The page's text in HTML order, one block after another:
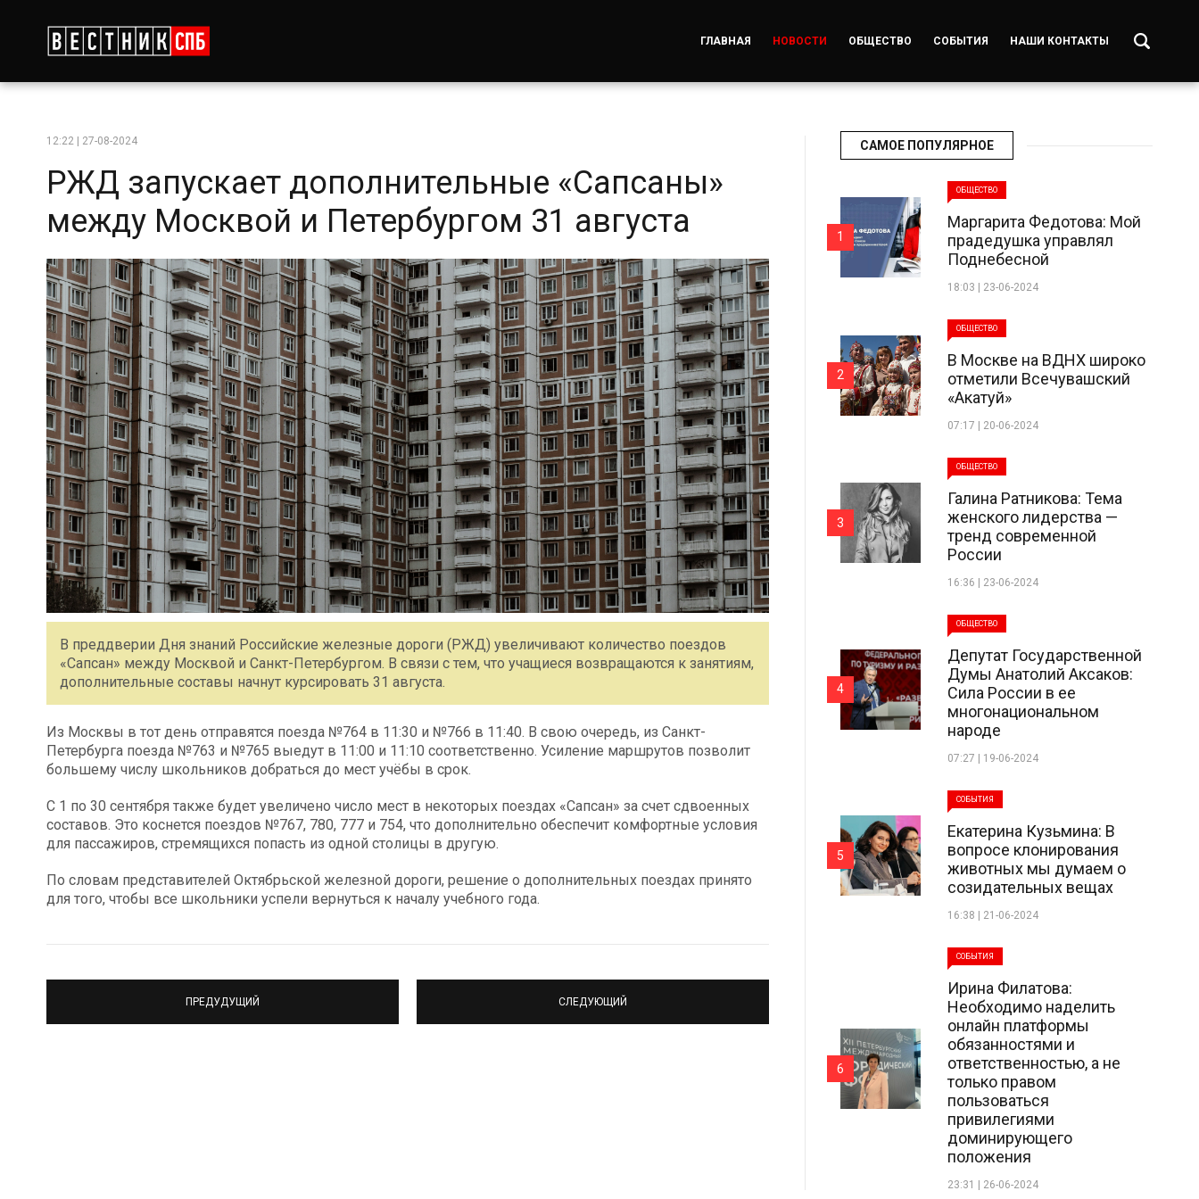
ГЛАВНАЯ НОВОСТИ ОБЩЕСТВО СОБЫТИЯ НАШИ КОНТАКТЫ
12:22 | 27-08-2024
РЖД запускает дополнительные «Сапсаны»
между Москвой и Петербургом 31 августа
В преддверии Дня знаний Российские железные дороги (РЖД) увеличивают количество поездов
«Сапсан» между Москвой и Санкт-Петербургом. В связи с тем, что учащиеся возвращаются к занятиям,
дополнительные составы начнут курсировать 31 августа.
Из Москвы в тот день отправятся поезда №764 в 11:30 и №766 в 11:40. В свою очередь, из Санкт-
Петербурга поезда №763 и №765 выедут в 11:00 и 11:10 соответственно. Усиление маршрутов позволит
большему числу школьников добраться до мест учёбы в срок.
С 1 по 30 сентября также будет увеличено число мест в некоторых поездах «Сапсан» за счет сдвоенных
составов. Это коснется поездов №767, 780, 777 и 754, что дополнительно обеспечит комфортные условия
для пассажиров, стремящихся попасть из одной столицы в другую.
По словам представителей Октябрьской железной дороги, решение о дополнительных поездах принято
для того, чтобы все школьники успели вернуться к началу учебного года.
ПРЕДУДУЩИЙ СЛЕДУЮЩИЙ
САМОЕ ПОПУЛЯРНОЕ
ОБЩЕСТВО
Маргарита Федотова: Мой
прадедушка управлял
Поднебесной
18:03 | 23-06-2024
1
ОБЩЕСТВО
В Москве на ВДНХ широко
отметили Всечувашский
«Акатуй»
07:17 | 20-06-2024
2
ОБЩЕСТВО
Галина Ратникова: Тема
женского лидерства —
тренд современной
России
16:36 | 23-06-2024
3
ОБЩЕСТВО
Депутат Государственной
Думы Анатолий Аксаков:
Сила России в ее
многонациональном
народе
07:27 | 19-06-2024
4
СОБЫТИЯ
Екатерина Кузьмина: В
вопросе клонирования
животных мы думаем о
созидательных вещах
16:38 | 21-06-2024
5
СОБЫТИЯ
Ирина Филатова:
Необходимо наделить
онлайн платформы
обязанностями и
ответственностью, а не
только правом
пользоваться
привилегиями
доминирующего
положения
23:31 | 26-06-2024
6